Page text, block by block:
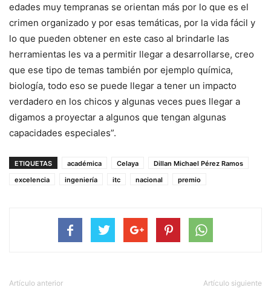
edades muy tempranas se orientan más por lo que es el
crimen organizado y por esas temáticas, por la vida fácil y
lo que pueden obtener en este caso al brindarle las
herramientas les va a permitir llegar a desarrollarse, creo
que ese tipo de temas también por ejemplo química,
biología, todo eso se puede llegar a tener un impacto
verdadero en los chicos y algunas veces pues llegar a
digamos a proyectar a algunos que tengan algunas
capacidades especiales”.
ETIQUETAS académica Celaya
Dillan Michael Pérez Ramos
excelencia
ingeniería itc nacional premio
Artículo anterior Artículo siguiente